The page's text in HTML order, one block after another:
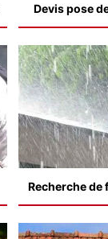
Devis pose
Recherche